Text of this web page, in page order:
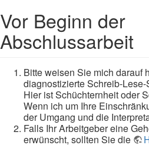
Vor Beginn der
Abschlussarbeit
Bitte weisen Sie mich darauf
diagnostizierte Schreib-
Hier ist Schüchternheit oder
Wenn ich um Ihre
der Umgang und die
Falls Ihr Arbeitgeber eine
erwünscht, sollten Sie die